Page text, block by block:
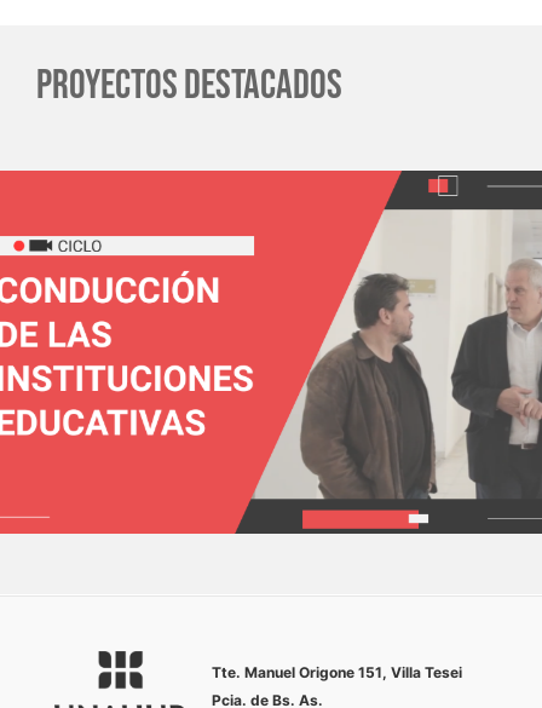
PROYECTOS DESTACADOS
Tte. Manuel Origone 151, VillaTesei
Pcia. de Bs. As.